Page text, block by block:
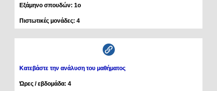
Εξάμηνο σπουδών: 1ο
Πιστωτικές μονάδες: 4
Κατεβάστε την ανάλυση του μαθήματος
Ώρες / εβδομάδα: 4